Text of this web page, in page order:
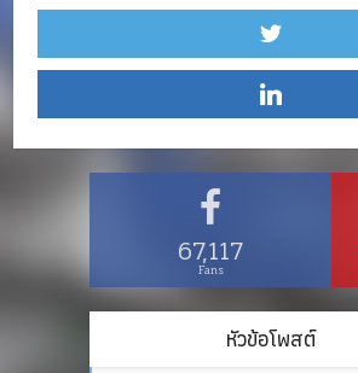
67,117
Fans
หัวข้อโพสต์